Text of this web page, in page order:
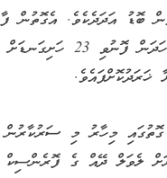
ޚަރަދުކޮށްފައެވެ.
މިހާރު މި
ލެވަލް ދޭއް ގެ ފޮރެންސިކް